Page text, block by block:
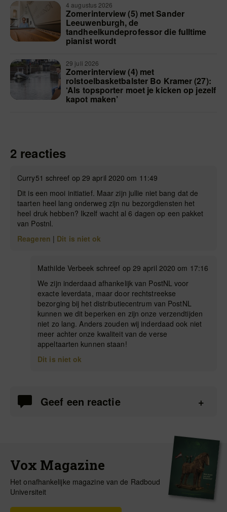
4 augustus 2026
Zomerinterview (5) met Sander
Leeuwenburgh, de
tandheelkundeprofessor die fulltime
pianist wordt
29 juli 2026
Zomerinterview (4) met
rolstoelbasketbalster Bo Kramer (27):
‘Als topsporter moet je kicken op jezelf
kapot maken’
2 reacties
Curry51 schreef op 29 april 2020 om 11:49
Dit is een mooi initiatief. Maar zijn jullie niet bang dat de
taarten heel lang onderweg zijn nu bezorgdiensten het
heel druk hebben? Ikzelf wacht al 6 dagen op een pakket
van Postnl.
Reageren | Dit is niet ok
Mathilde Verbeek schreef op 29 april 2020 om 17:16
We zijn inderdaad afhankelijk van PostNL voor
exacte leverdata, maar door rechtstreekse
bezorging bij het distributiecentrum van PostNL
kunnen we dit beperken en zijn onze verzendtijden
niet zo lang. Anders zouden wij inderdaad ook niet
meer achter onze kwaliteit van de verse
appeltaarten kunnen staan!
Dit is niet ok
Geef een reactie
Vox Magazine
Het onafhankelijke magazine van de Radboud
Universiteit